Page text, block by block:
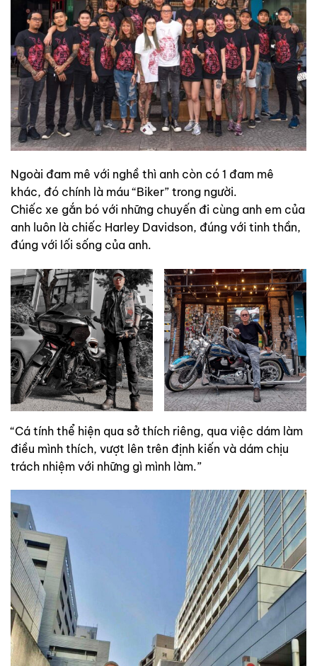
Ngoài đam mê với nghề thì anh còn có 1 đam mê
khác, đó chính là máu “Biker” trong người.
Chiếc xe gắn bó với những chuyến đi cùng anh em của
anh luôn là chiếc Harley Davidson, đúng với tinh thần,
đúng với lối sống của anh.
“Cá tính thể hiện qua sở thích riêng, qua việc dám làm
điều mình thích, vượt lên trên định kiến và dám chịu
trách nhiệm với những gì mình làm.”